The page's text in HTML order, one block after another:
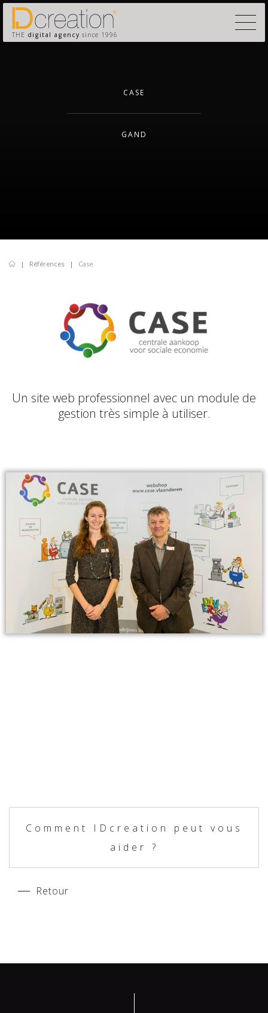
THE digital agency since 1996
CASE
GAND
Références Case
Un site web professionnel avec un module de
gestion très simple à utiliser.
Comment IDcreation peut vous
aider ?
Retour